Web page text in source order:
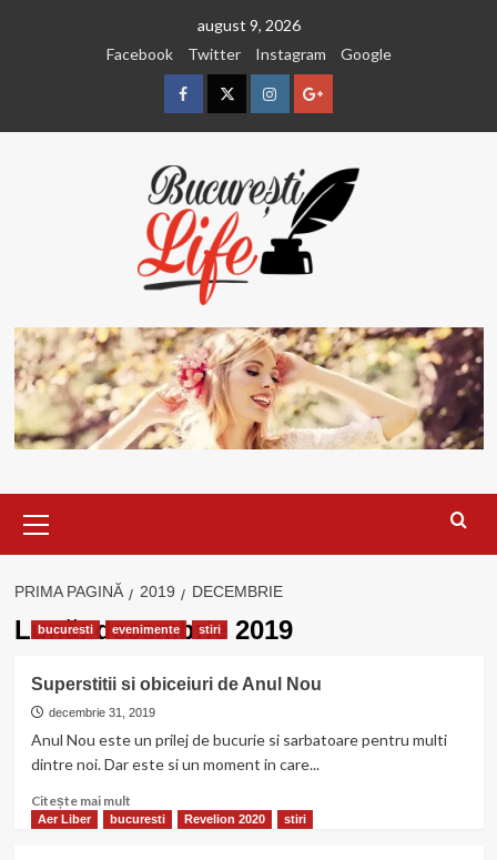
august 9, 2026
Facebook
Twitter Instagram Google
FacebookTwitterInstagramGoogle
principal
PRIMA PAGINĂ 2019 DECEMBRIE
Lună:decembrie 2019
bucuresti evenimente stiri
Superstitii si obiceiuri de Anul Nou
decembrie 31, 2019
Anul Nou este un prilej de bucurie si sarbatoare pentru multi
dintre noi. Dar este si un moment in care...
Citește mai multCitește
mai
Aer Liber bucuresti Revelion 2020 stiri